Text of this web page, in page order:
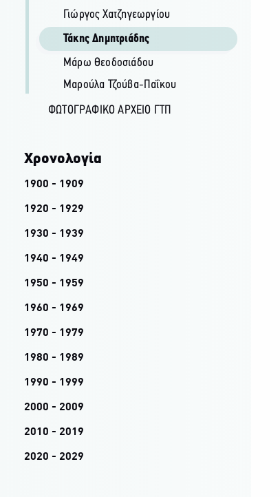
Γιώργος Χατζηγεωργίου
Τάκης Δημητριάδης
Μάρω Θεοδοσιάδου
Μαρούλα Τζούβα-Παΐκου
ΦΩΤΟΓΡΑΦΙΚΌ ΑΡΧΕΊΟ ΓΤΠ
Χρονολογία
1900 - 1909
1920 - 1929
1930 - 1939
1940 - 1949
1950 - 1959
1960 - 1969
1970 - 1979
1980 - 1989
1990 - 1999
2000 - 2009
2010 - 2019
2020 - 2029